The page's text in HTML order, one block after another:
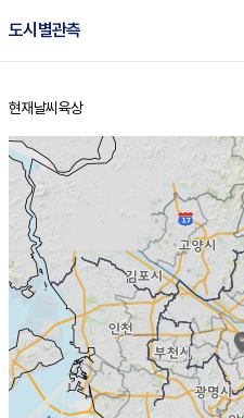
도시별관측
홈
현재날씨 육상